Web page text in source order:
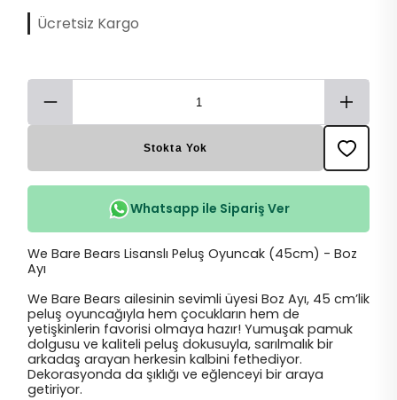
Ücretsiz Kargo
Stokta Yok
Whatsapp ile Sipariş Ver
We Bare Bears Lisanslı Peluş Oyuncak (45cm) - Boz
Ayı
We Bare Bears ailesinin sevimli üyesi Boz Ayı, 45 cm’lik
peluş oyuncağıyla hem çocukların hem de
yetişkinlerin favorisi olmaya hazır! Yumuşak pamuk
dolgusu ve kaliteli peluş dokusuyla, sarılmalık bir
arkadaş arayan herkesin kalbini fethediyor.
Dekorasyonda da şıklığı ve eğlenceyi bir araya
getiriyor.